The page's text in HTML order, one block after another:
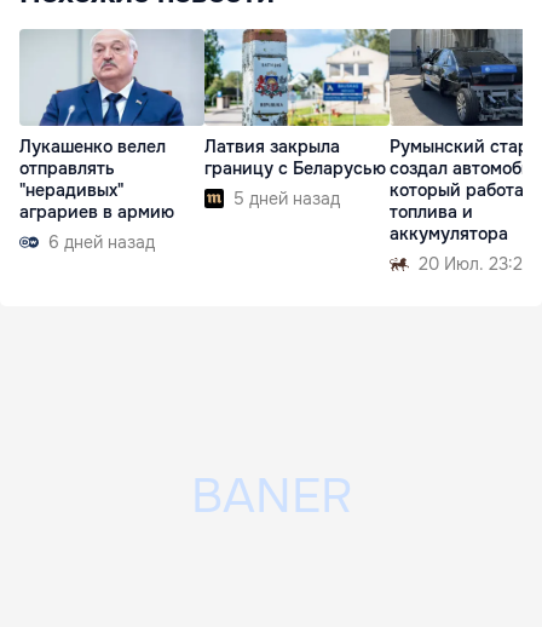
Лукашенко велел
отправлять
"нерадивых"
аграриев в армию
6 дней назад
Латвия закрыла
границу с Беларусью
5 дней назад
Румынский
создал
который
топлива и
аккумулятора
20 Июл. 23:28